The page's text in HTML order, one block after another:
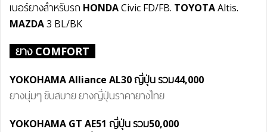
เบอร์ยางสำหรับรถ HONDACivic FD/FB. TOYOTAAltis.
MAZDA3 BL/BK
ยาง COMFORT
YOKOHAMA Alliance AL30 ญี่ปุ่น รวม44,000
ยางนุ่มๆ ขับสบาย ยางญี่ปุ่นราคายางไทย
YOKOHAMA GT AE51 ญี่ปุ่นรวม50,000